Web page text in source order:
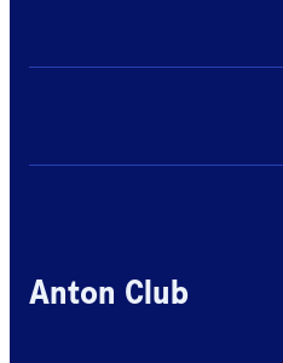
Anton Club